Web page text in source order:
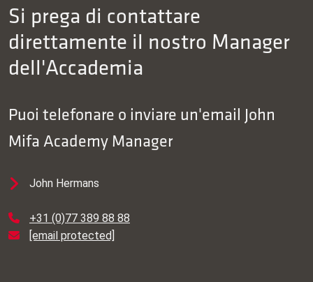
Si prega di contattare
direttamente il nostro Manager
dell'Accademia
Puoi telefonare o inviare un'email John
Mifa Academy Manager
John Hermans
+31 (0)77 389 88 88
[email protected]